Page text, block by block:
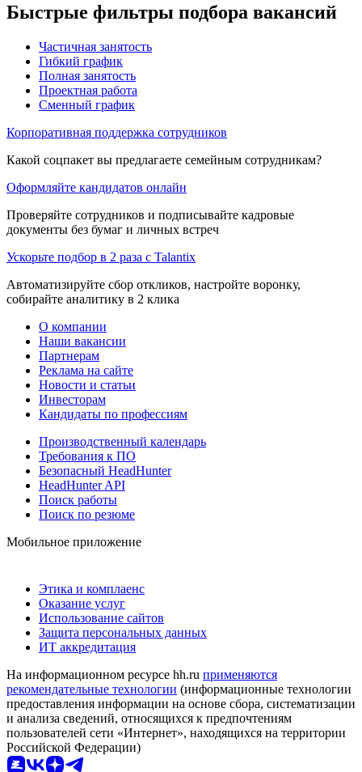
Быстрые фильтры подбора вакансий
Частичная занятость
Гибкий график
Полная занятость
Проектная работа
Сменный график
Корпоративная поддержка сотрудников
Какой соцпакет вы предлагаете семейным сотрудникам?
Оформляйте кандидатов онлайн
Проверяйте сотрудников и подписывайте кадровые
документы без бумаг и личных встреч
Ускорьте подбор в 2 раза с Talantix
Автоматизируйте сбор откликов, настройте воронку,
собирайте аналитику в 2 клика
О компании
Наши вакансии
Партнерам
Реклама на сайте
Новости и статьи
Инвесторам
Кандидаты по профессиям
Производственный календарь
Требования к ПО
Безопасный HeadHunter
HeadHunter API
Поиск работы
Поиск по резюме
Мобильное приложение
Этика и комплаенс
Оказание услуг
Использование сайтов
Защита персональных данных
ИТ аккредитация
На информационном ресурсе hh.ru применяются
рекомендательные технологии (информационные технологии
предоставления информации на основе сбора, систематизации
и анализа сведений, относящихся к предпочтениям
пользователей сети «Интернет», находящихся на территории
Российской Федерации)